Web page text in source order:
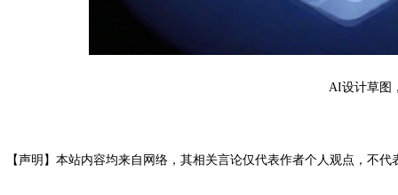
AI设计草图
【声明】本站内容均来自网络，其相关言论仅代表作者个人观点，不